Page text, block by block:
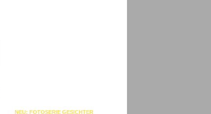
NEU: FOTOSERIE GESICHTER